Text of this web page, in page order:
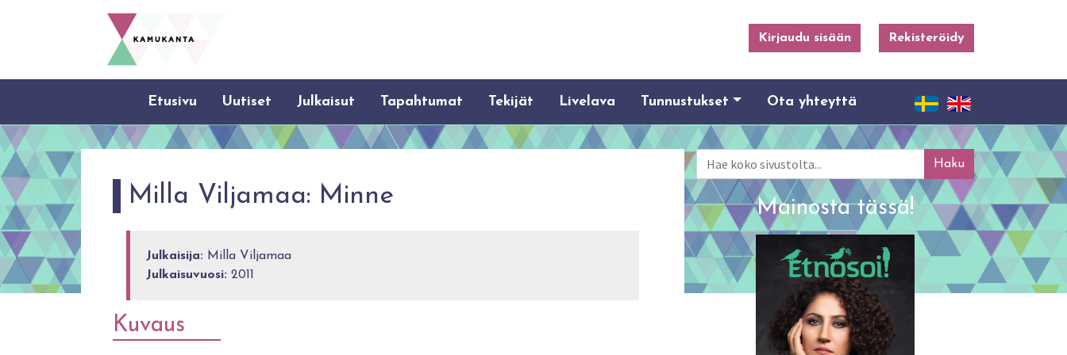
Kirjaudu sisään Rekisteröidy
Etusivu Uutiset Julkaisut Tapahtumat Tekijät Livelava Tunnustukset Ota yhteyttä
Milla Viljamaa: Minne
Julkaisija: Milla Viljamaa
Julkaisuvuosi: 2011
Kuvaus
Haku
Mainosta tässä!